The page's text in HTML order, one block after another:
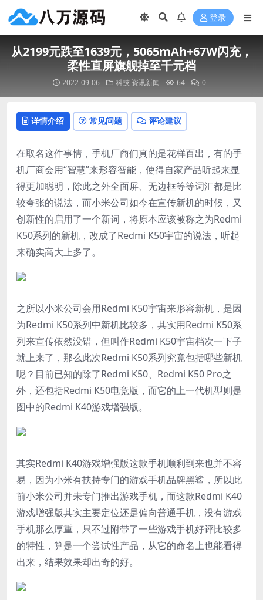
登录
从2199元跌至1639元，5065mAh+67W闪充，
柔性直屏旗舰掉至千元档
2022-09-06 科技 资讯新闻 64 0
详情介绍 常见问题 评论建议
在取名这件事情，手机厂商们真的是花样百出，有的手
机厂商会用“智慧”来形容智能，使得自家产品听起来显
得更加聪明，除此之外全面屏、无边框等等词汇都是比
较夸张的说法，而小米公司如今在宣传新机的时候，又
创新性的启用了一个新词，将原本应该被称之为Redmi
K50系列的新机，改成了Redmi K50宇宙的说法，听起
来确实高大上多了。
之所以小米公司会用Redmi K50宇宙来形容新机，是因
为Redmi K50系列中新机比较多，其实用Redmi K50系
列来宣传依然没错，但叫作Redmi K50宇宙档次一下子
就上来了，那么此次Redmi K50系列究竟包括哪些新机
呢？目前已知的除了Redmi K50、Redmi K50 Pro之
外，还包括Redmi K50电竞版，而它的上一代机型则是
图中的Redmi K40游戏增强版。
其实Redmi K40游戏增强版这款手机顺利到来也并不容
易，因为小米有扶持专门的游戏手机品牌黑鲨，所以此
前小米公司并未专门推出游戏手机，而这款Redmi K40
游戏增强版其实主要定位还是偏向普通手机，没有游戏
手机那么厚重，只不过附带了一些游戏手机好评比较多
的特性，算是一个尝试性产品，从它的命名上也能看得
出来，结果效果却出奇的好。